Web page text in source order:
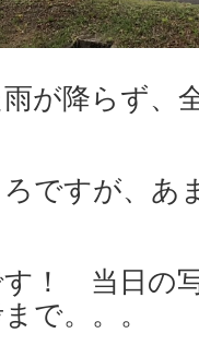
が降らず、
ですが、あ
！ 当日の
で。。。